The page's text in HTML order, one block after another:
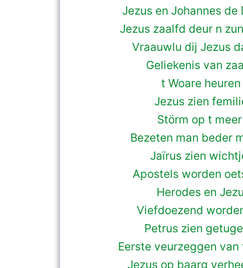
Jezus en Johannes de
Jezus zaalfd deur n
Vraauwlu dij Jezus
Geliekenis van
t Woare
Jezus zien
Störm op t
Bezeten man beder
Jaïrus zien
Apostels worden
Herodes en
Viefdoezend
Petrus zien
Eerste veurzeggen
Jezus op baarg